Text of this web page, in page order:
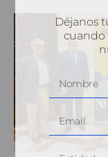
Déjanos
cuando